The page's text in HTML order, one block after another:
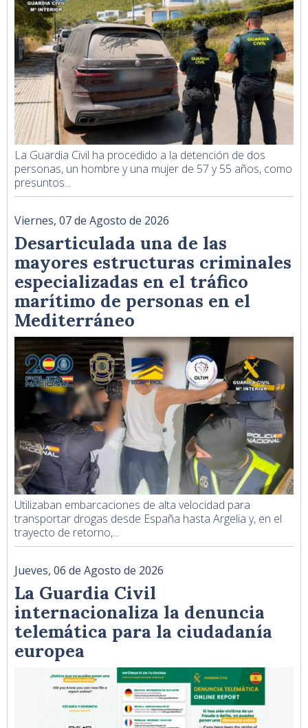
La Guardia Civil ha procedido a la detención de dos
personas, un hombre y una mujer de 57 y 55 años, como
presuntos...
Viernes, 07 de Agosto de 2026
Desarticulada una de las
mayores estructuras criminales
especializadas en el tráfico
marítimo de personas en el
Mediterráneo
Utilizaban embarcaciones de alta velocidad para
transportar drogas desde España hasta Argelia y, en el
trayecto de retorno,...
Jueves, 06 de Agosto de 2026
La Guardia Civil
internacionaliza la denuncia
telemática para la ciudadanía
europea